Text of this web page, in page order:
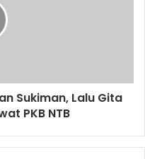
Sukiman, Lalu Gita
PKB NTB